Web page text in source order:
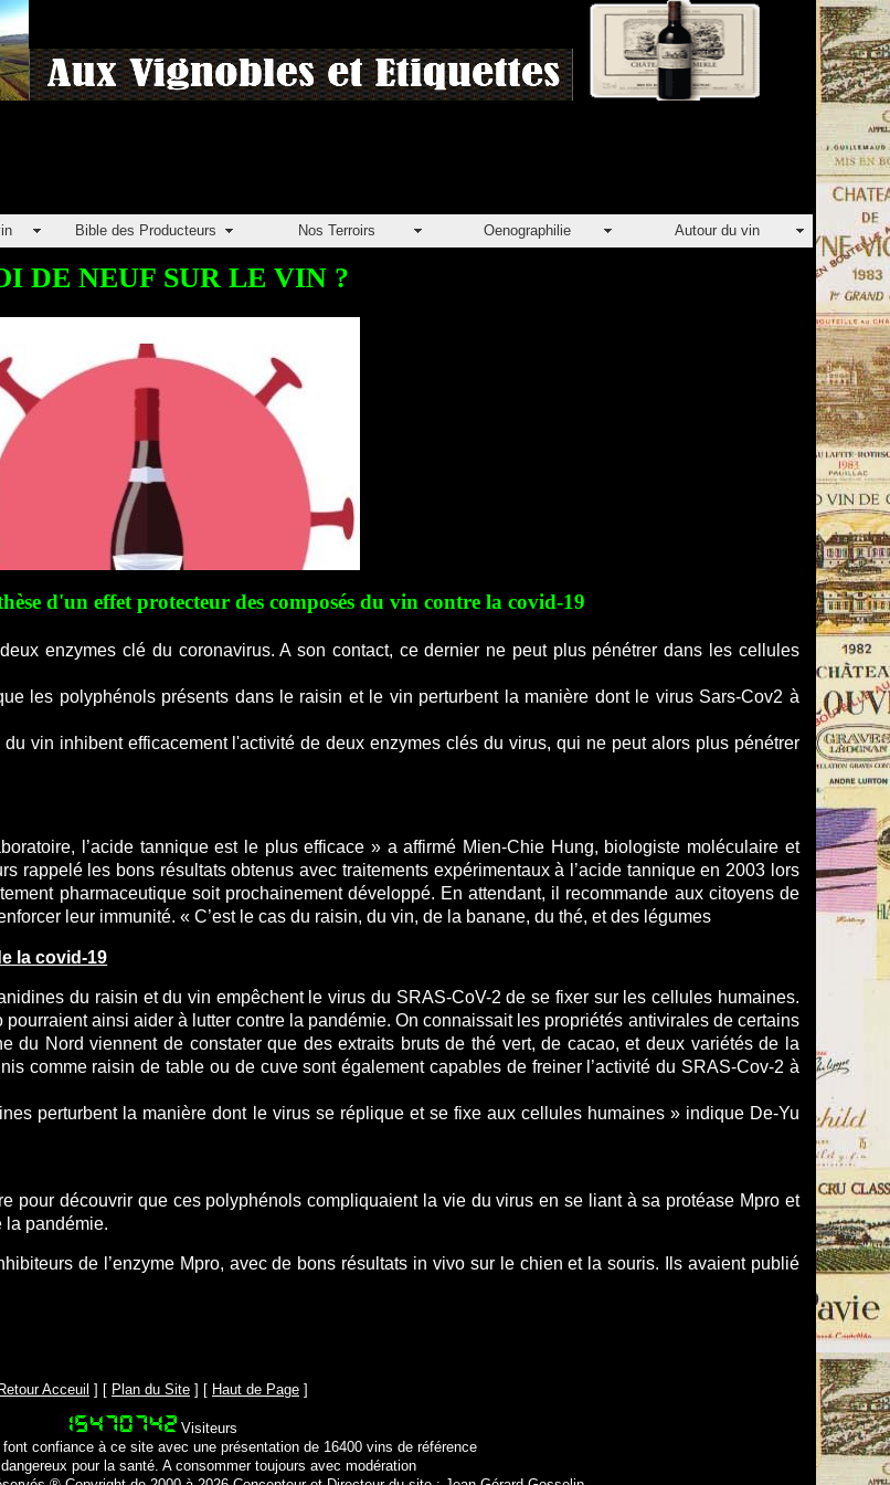
Bible des Producteurs Nos Terroirs Oenographilie Autour du vin
DE NEUF SUR LE VIN ?
d'un effet protecteur des composés du vin contre la covid-19
enzymes clé du coronavirus. A son contact, ce dernier ne peut plus pénétrer dans les cellules
les polyphénols présents dans le raisin et le vin perturbent la manière dont le virus Sars-Cov2 à
vin inhibent efficacement l'activité de deux enzymes clés du virus, qui ne peut alors plus pénétrer
l’acide tannique est le plus efficace » a affirmé Mien-Chie Hung, biologiste moléculaire et
rappelé les bons résultats obtenus avec traitements expérimentaux à l’acide tannique en 2003 lors
pharmaceutique soit prochainement développé. En attendant, il recommande aux citoyens de
leur immunité. « C’est le cas du raisin, du vin, de la banane, du thé, et des légumes
la covid-19
du raisin et du vin empêchent le virus du SRAS-CoV-2 de se fixer sur les cellules humaines.
ainsi aider à lutter contre la pandémie. On connaissait les propriétés antivirales de certains
du Nord viennent de constater que des extraits bruts de thé vert, de cacao, et deux variétés de la
comme raisin de table ou de cuve sont également capables de freiner l’activité du SRAS-Cov-2 à
perturbent la manière dont le virus se réplique et se fixe aux cellules humaines » indique De-Yu
pour découvrir que ces polyphénols compliquaient la vie du virus en se liant à sa protéase Mpro et
la pandémie.
de l’enzyme Mpro, avec de bons résultats in vivo sur le chien et la souris. Ils avaient publié
Retour Acceuil ] [ Plan du Site ] [ Haut de Page ]
Visiteurs
confiance à ce site avec une présentation de 16400 vins de référence
dangereux pour la santé. A consommer toujours avec modération